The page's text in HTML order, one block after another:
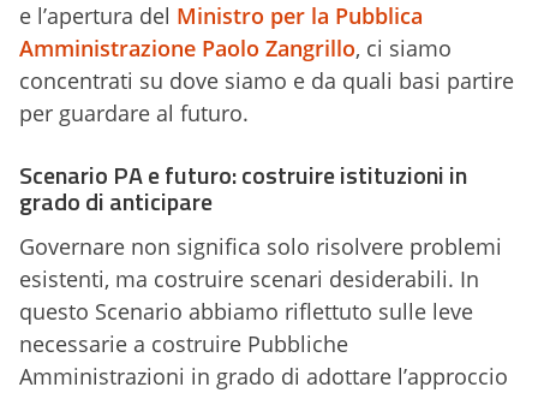
e l’apertura del Ministro per la Pubblica
Amministrazione Paolo Zangrillo, ci siamo
concentrati su dove siamo e da quali basi partire
per guardare al futuro.
Scenario PA e futuro: costruire istituzioni in
grado di anticipare
Governare non significa solo risolvere problemi
esistenti, ma costruire scenari desiderabili. In
questo Scenario abbiamo riflettuto sulle leve
necessarie a costruire Pubbliche
Amministrazioni in grado di adottare l’approccio